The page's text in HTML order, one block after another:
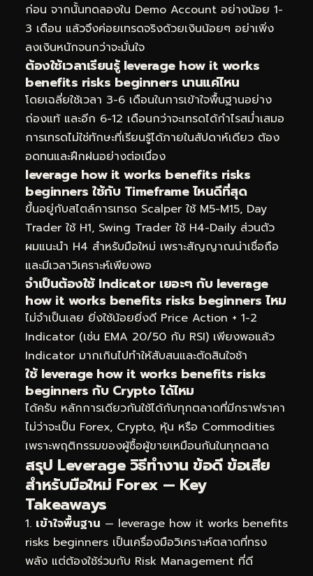
ก่อน จากนั้นทดลองใน Demo Account อย่างน้อย 1-
3 เดือน แล้วจึงค่อยเทรดจริงด้วยเงินน้อยๆ อย่าเพิ่ง
ลงเงินหนักจนกว่าจะมั่นใจ
ต้องใช้เวลาเรียนรู้ leverage how it works
benefits risks beginners นานแค่ไหน
โดยเฉลี่ยใช้เวลา 3-6 เดือนในการเข้าใจพื้นฐานอย่าง
ถ่องแท้ และอีก 6-12 เดือนกว่าจะเทรดได้กำไรสม่ำเสมอ
การเทรดไม่ใช่ทักษะที่เรียนรู้ได้ภายในสัปดาห์เดียว ต้อง
อดทนและฝึกฝนอย่างต่อเนื่อง
leverage how it works benefits risks
beginners ใช้กับ Timeframe ไหนดีที่สุด
ขึ้นอยู่กับสไตล์การเทรด Scalper ใช้ M5-M15, Day
Trader ใช้ H1, Swing Trader ใช้ H4-Daily ส่วนตัว
ผมแนะนำ H4 สำหรับมือใหม่ เพราะสัญญาณน่าเชื่อถือ
และมีเวลาวิเคราะห์เพียงพอ
จำเป็นต้องใช้ Indicator เยอะๆ กับ leverage
how it works benefits risks beginners ไหม
ไม่จำเป็นเลย ยิ่งใช้น้อยยิ่งดี Price Action + 1-2
Indicator (เช่น EMA 20/50 กับ RSI) เพียงพอแล้ว
Indicator มากเกินไปทำให้สับสนและตัดสินใจช้า
ใช้ leverage how it works benefits risks
beginners กับ Crypto ได้ไหม
ได้ครับ หลักการเดียวกันใช้ได้กับทุกตลาดที่มีกราฟราคา
ไม่ว่าจะเป็น Forex, Crypto, หุ้น หรือ Commodities
เพราะพฤติกรรมของผู้ซื้อผู้ขายเหมือนกันในทุกตลาด
สรุป Leverage วิธีทำงาน ข้อดี ข้อเสีย
สำหรับมือใหม่ Forex — Key
Takeaways
เข้าใจพื้นฐาน — leverage how it works benefits
risks beginners เป็นเครื่องมือวิเคราะห์ตลาดที่ทรง
พลัง แต่ต้องใช้ร่วมกับ Risk Management ที่ดี